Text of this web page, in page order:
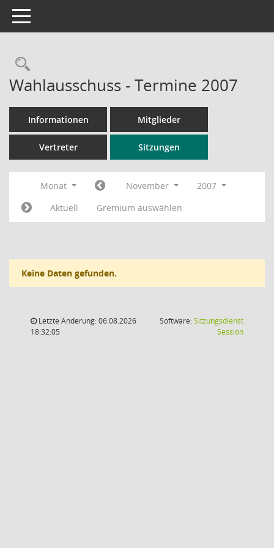
Toggle navigation
Rechercheauswahl
Wahlausschuss - Termine 2007
Informationen Mitglieder
Vertreter Sitzungen
Monat November
2007
Aktuell
Gremium auswählen
Keine Daten gefunden.
Letzte Änderung: 06.08.2026
18:32:05
Software:Sitzungsdienst
Session(Wird in